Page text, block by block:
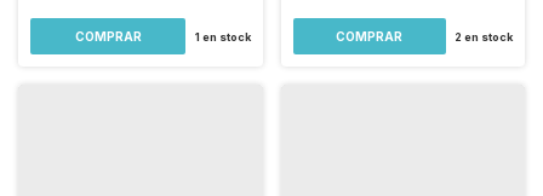
1 en stock 2 en stock